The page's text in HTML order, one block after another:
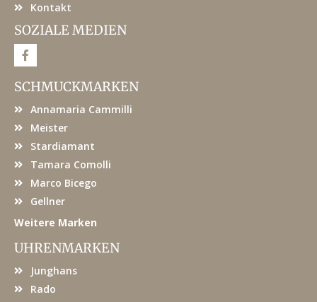
Kontakt
SOZIALE MEDIEN
F
a
e
b
o
SCHMUCKMARKEN
Annamaria Cammilli
Meister
Stardiamant
Tamara Comolli
Marco Bicego
Gellner
Weitere Marken
UHRENMARKEN
Junghans
Rado